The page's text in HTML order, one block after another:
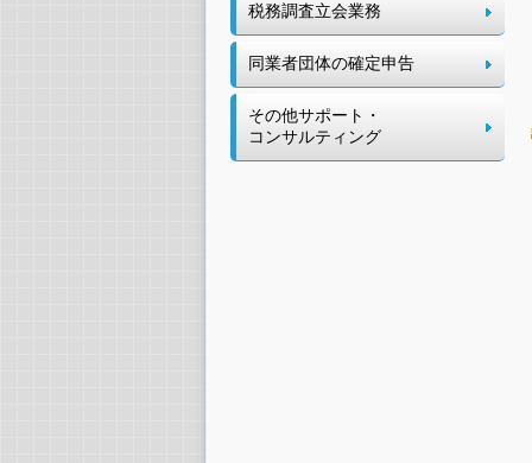
税務調査立会業務
同業者団体の確定申告
その他サポート・
コンサルティング